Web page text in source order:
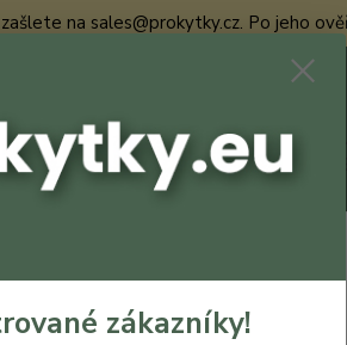
na sales@prokytky.cz. Po jeho
Hledat Nevíte si rady?
+420 774 544
/R zákazníky!